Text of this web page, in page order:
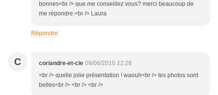
bonnes<br /> que me conseillez vous? merci beaucoup de
me répondre.<br /> Laura
Répondre
C coriandre-et-cie 09/06/2010 22:26
<br /> quelle jolie présentation ! waouh<br /> tes photos sont
belles<br /> <br /> <br />